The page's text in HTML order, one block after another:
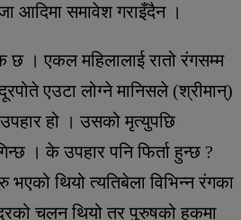
आदिमा समावेश गराइँदैन ।
छ । एकल महिलालाई रातो रंगसम्म
एउटा लोग्ने मानिसले (श्रीमान्)
हो । उसको मृत्युपछि
। के उपहार पनि फिर्ता हुन्छ ?
थियो त्यतिबेला विभिन्न रंगका
चलन थियो तर पुरुषको हकमा